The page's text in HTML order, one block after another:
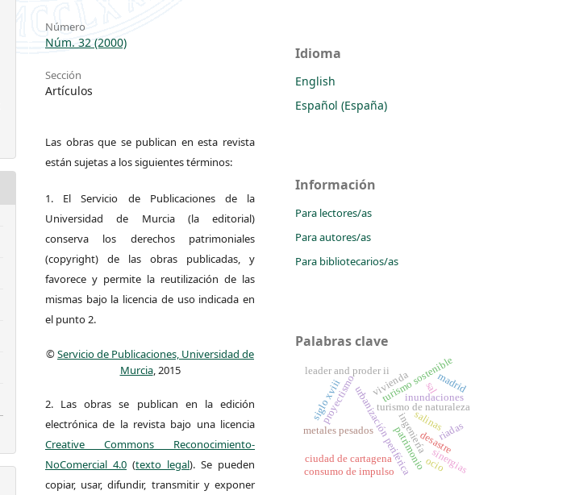
Número
Núm. 32 (2000)
Sección
Artículos
Las obras que se publican en esta revista
están sujetas a los siguientes términos:
1. El Servicio de Publicaciones de la
Universidad de Murcia (la editorial)
conserva los derechos patrimoniales
(copyright) de las obras publicadas, y
favorece y permite la reutilización de las
mismas bajo la licencia de uso indicada en
el punto 2.
©Servicio de Publicaciones, Universidad de
Murcia, 2015
2. Las obras se publican en la edición
electrónica de la revista bajo una licencia
Creative Commons Reconocimiento-
NoComercial 4.0 (texto legal). Se pueden
copiar, usar, difundir, transmitir y exponer
Idioma
English
Español (España)
Información
Para lectores/as
Para autores/as
Para bibliotecarios/as
Palabras clave
urbanización periférica
patrimonio
turismo de naturaleza
turismo sostenible
metales pesados
ciudad de cartagena
ingeniería
proyectismo
desastre
inundaciones
riadas
siglo xviii
leader and proder ii madrid
consumo de impulso
vivienda
sinergias
ocio
salinas
sal